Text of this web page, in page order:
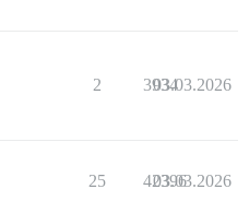
2 3934
03.03.2026
25 42396
03.03.2026